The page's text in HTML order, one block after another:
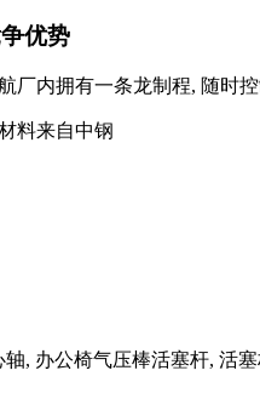
优势
厂内拥有一条龙制程, 随时
料来自中钢
, 办公椅气压棒活塞杆, 活